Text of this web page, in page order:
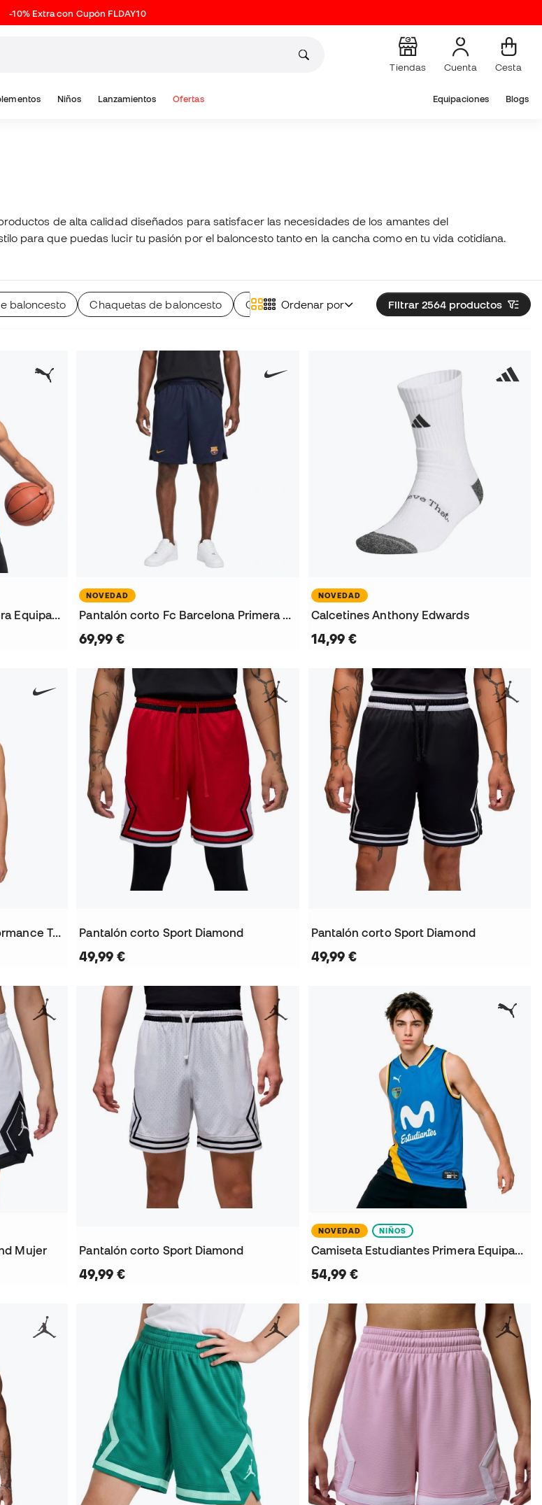
-10% Extra con Cupón FLDAY10
Tiendas Cuenta Cesta
Niños Lanzamientos Ofertas Equipaciones Blogs
de alta calidad diseñados para satisfacer las necesidades de los amantes del
para que puedas lucir tu pasión por el baloncesto tanto en la cancha como en tu vida cotidiana.
Filtrar 2564 productos
Ordenar por
baloncesto Chaquetas de baloncesto Calcetines de baloncesto Gorras de baloncesto
Camiseta Estudiantes Primera Equipación 2026-2027
NOVEDAD
Pantalón corto Fc Barcelona Primera Equipación 2026-2027
69,99 €
NOVEDAD
Calcetines Anthony Edwards
14,99 €
Camiseta Kobe Bryant Performance Top Mamba Day Pantalón corto Sport Diamond
49,99 €
Pantalón corto Sport Diamond
49,99 €
Mujer Pantalón corto Sport Diamond
49,99 €
NOVEDAD NIÑOS
Camiseta Estudiantes Primera Equipación 2026-2027 Niño
54,99 €